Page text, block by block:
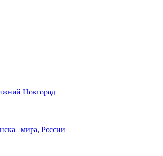
Новгород.
, мира, России